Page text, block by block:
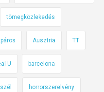
tömegközlekedés
Ausztria TT
U barcelona
horrorszerelvény